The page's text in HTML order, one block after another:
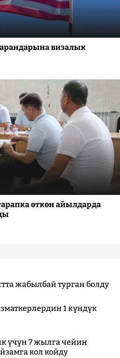
визалык
өткөн айылдарда
жабылбай турган болду
1 күндүк
үчүн 7 жылга чейин
кол койду